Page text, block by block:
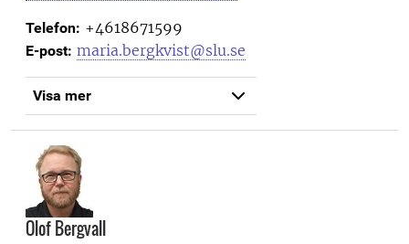
Telefon: +4618671599
E-post: maria.bergkvist@slu.se
Visa mer
Olof Bergvall